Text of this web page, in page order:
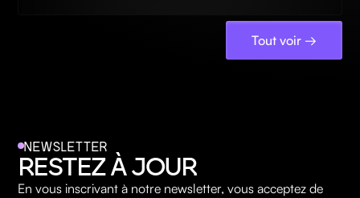
Tout voir →
NEWSLETTER
RESTEZ À JOUR
En vous inscrivant à notre newsletter, vous acceptez de